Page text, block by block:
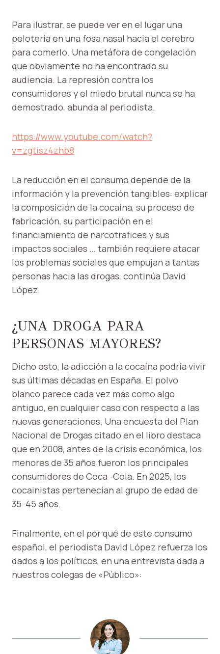
Para ilustrar, se puede ver en el lugar una
pelotería en una fosa nasal hacia el cerebro
para comerlo. Una metáfora de congelación
que obviamente no ha encontrado su
audiencia. La represión contra los
consumidores y el miedo brutal nunca se ha
demostrado, abunda al periodista.
https://www.youtube.com/watch?
v=zgtisz4zhb8
La reducción en el consumo depende de la
información y la prevención tangibles: explicar
la composición de la cocaína, su proceso de
fabricación, su participación en el
financiamiento de narcotrafices y sus
impactos sociales … también requiere atacar
los problemas sociales que empujan a tantas
personas hacia las drogas, continúa David
López.
¿UNA DROGA PARA
PERSONAS MAYORES?
Dicho esto, la adicción a la cocaína podría vivir
sus últimas décadas en España. El polvo
blanco parece cada vez más como algo
antiguo, en cualquier caso con respecto a las
nuevas generaciones. Una encuesta del Plan
Nacional de Drogas citado en el libro destaca
que en 2008, antes de la crisis económica, los
menores de 35 años fueron los principales
consumidores de Coca -Cola. En 2025, los
cocainistas pertenecían al grupo de edad de
35-45 años.
Finalmente, en el por qué de este consumo
español, el periodista David López refuerza los
dados a los políticos, en una entrevista dada a
nuestros colegas de «Público»: